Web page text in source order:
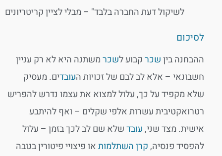
לשיקול דעת החברה בלבד" – מבלי לציין קריטריונים
לסיכום
ההבחנה ביןשכרקבוע לשכרמשתנה היא לא רק עניין
חשבונאי – אלא לב לבם של זכויות העובדים. מעסיק
שלא מקפיד על כך, עלול למצוא את עצמו נדרש להפריש
רטרואקטיבית עשרות אלפי שקלים – ואף להיתבע
אישית. מצד שני,עובדשלא שם לב לכך בזמן – עלול
להפסיד פנסיה,קרן השתלמותאו פיצויי פיטורין בגובה